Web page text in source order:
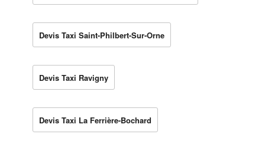
Devis Taxi Saint-Philbert-Sur-Orne
Devis Taxi Ravigny
Devis Taxi La Ferrière-Bochard